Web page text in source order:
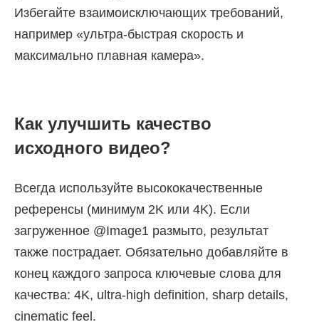
Избегайте взаимоисключающих требований,
например «ультра-быстрая скорость и
максимально плавная камера».
Как улучшить качество
исходного видео?
Всегда используйте высококачественные
референсы (минимум 2K или 4K). Если
загруженное @Image1 размыто, результат
также пострадает. Обязательно добавляйте в
конец каждого запроса ключевые слова для
качества: 4K, ultra-high definition, sharp details,
cinematic feel.